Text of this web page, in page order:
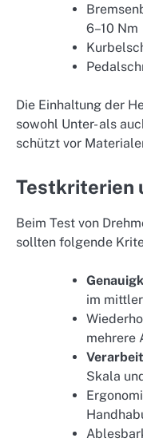
6–10 Nm
Die Einhaltung der
sowohl Unter- als
schützt vor
Testkriterien
Beim Test von
sollten folgende
im
mehrere
Skala